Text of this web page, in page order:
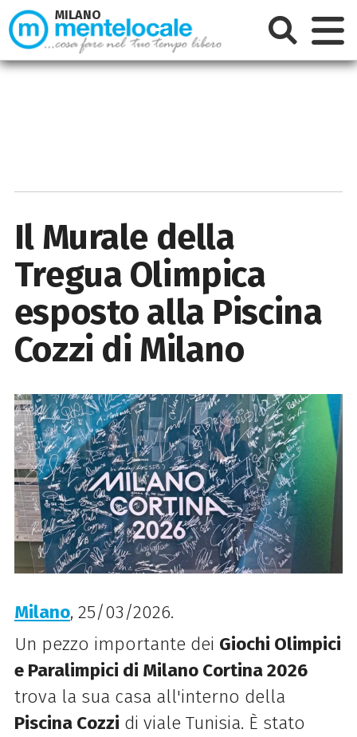
Il Murale della
Tregua Olimpica
esposto alla Piscina
Cozzi di Milano
Milano, 25/03/2026.
Un pezzo importante dei Giochi Olimpici
e Paralimpici di Milano Cortina 2026
trova la sua casa all'interno della
Piscina Cozzi di viale Tunisia. È stato
MILANO